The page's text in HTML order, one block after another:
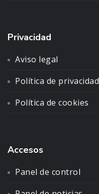
Privacidad
Aviso legal
Política de privacidad
Política de cookies
Accesos
Panel de control